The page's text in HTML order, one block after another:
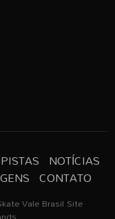
NOTÍCIAS
CONTATO
Vale Brasil Site